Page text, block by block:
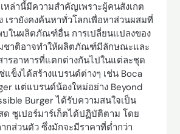
หล่านี้มีความสำคัญเพราะผู้คนสังเกต
เรายังคงค้นหาทั่วโลกเพื่อหาส่วนผสมที่
ในผลิตภัณฑ์อื่น การเปลี่ยนแปลงของ
ชาติอาจทำให้ผลิตภัณฑ์มีลักษณะและ
ารอาหารที่แตกต่างกันไปในแต่ละชุด
แข็งได้สร้างแบรนด์ต่างๆ เช่น Boca
แต่แบรนด์น้องใหม่อย่าง Beyond
Burger ได้รับความสนใจเป็น
ด ซูเปอร์มาร์เก็ตได้ปฏิบัติตาม โดย
กส่วนตัว ซึ่งมักจะมีราคาที่ต่ำกว่า